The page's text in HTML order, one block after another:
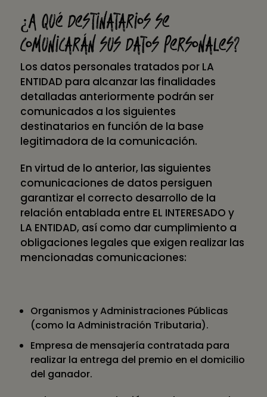
¿A qué destinatarios se
comunicarán sus datos personales?
Los datos personales tratados por LA
ENTIDAD para alcanzar las finalidades
detalladas anteriormente podrán ser
comunicados a los siguientes
destinatarios en función de la base
legitimadora de la comunicación.
En virtud de lo anterior, las siguientes
comunicaciones de datos persiguen
garantizar el correcto desarrollo de la
relación entablada entre EL INTERESADO y
LA ENTIDAD, así como dar cumplimiento a
obligaciones legales que exigen realizar las
mencionadas comunicaciones:
Organismos y Administraciones Públicas
(como la Administración Tributaria).
Empresa de mensajería contratada para
realizar la entrega del premio en el domicilio
del ganador.